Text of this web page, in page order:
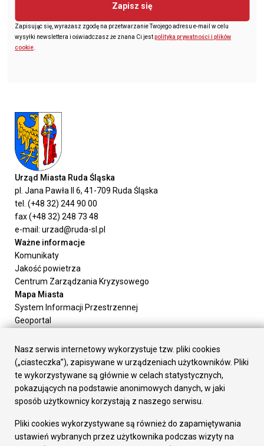
Zapisz się
Zapisując się, wyrażasz zgodę na przetwarzanie Twojego adresu e-mail w celu
wysyłki newslettera i oświadczasz że znana Ci jestpolityka prywatności i plików
cookie
Urząd Miasta Ruda Śląska
pl. Jana Pawła II 6, 41-709 Ruda Śląska
tel. (+48 32) 244 90 00
fax (+48 32) 248 73 48
e-mail: urzad@ruda-sl.pl
Ważne informacje
Komunikaty
Jakość powietrza
Centrum Zarządzania Kryzysowego
Mapa Miasta
System Informacji Przestrzennej
Geoportal
Załatw sprawę
Prezydent Miasta
Rada Miasta
Wydziały
Elektroniczna Skrzynka Podawcza
Gospodarka
Fundusze europejskie
Nasz serwis internetowy wykorzystuje tzw. pliki cookies
(„ciasteczka”), zapisywane w urządzeniach użytkowników. Pliki
te wykorzystywane są głównie w celach statystycznych,
pokazujących na podstawie anonimowych danych, w jaki
sposób użytkownicy korzystają z naszego serwisu.
Pliki cookies wykorzystywane są również do zapamiętywania
ustawień wybranych przez użytkownika podczas wizyty na